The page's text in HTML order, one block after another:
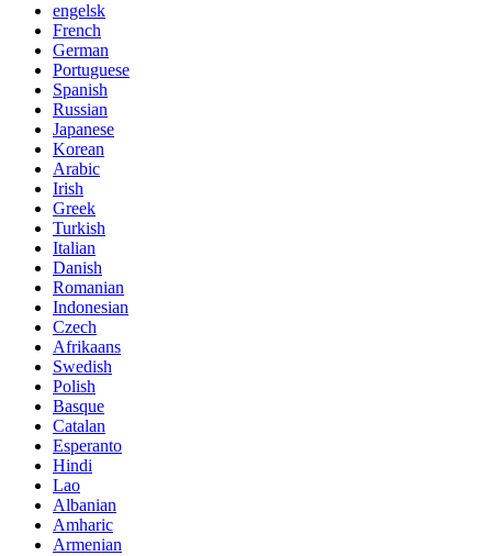
engelsk
French
German
Portuguese
Spanish
Russian
Japanese
Korean
Arabic
Irish
Greek
Turkish
Italian
Danish
Romanian
Indonesian
Czech
Afrikaans
Swedish
Polish
Basque
Catalan
Esperanto
Hindi
Lao
Albanian
Amharic
Armenian